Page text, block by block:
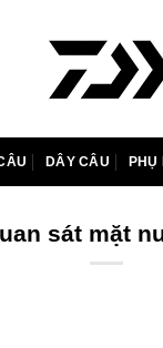
DÂY CÂU PHỤ
sát mặt